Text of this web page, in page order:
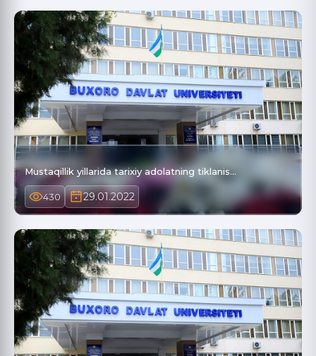
Mustaqillik yillarida tarixiy adolatning tiklanis…
430 29.01.2022